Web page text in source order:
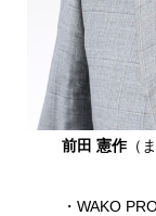
前田 憲作（
・WAKO